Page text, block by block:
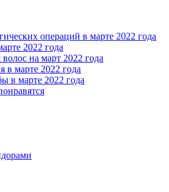
операций в марте 2022 года
2022 года
на март 2022 года
в марте 2022 года
в марте 2022 года